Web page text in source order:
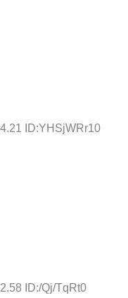
ID:YHSjWRr10
ID:/Qj/TqRt0